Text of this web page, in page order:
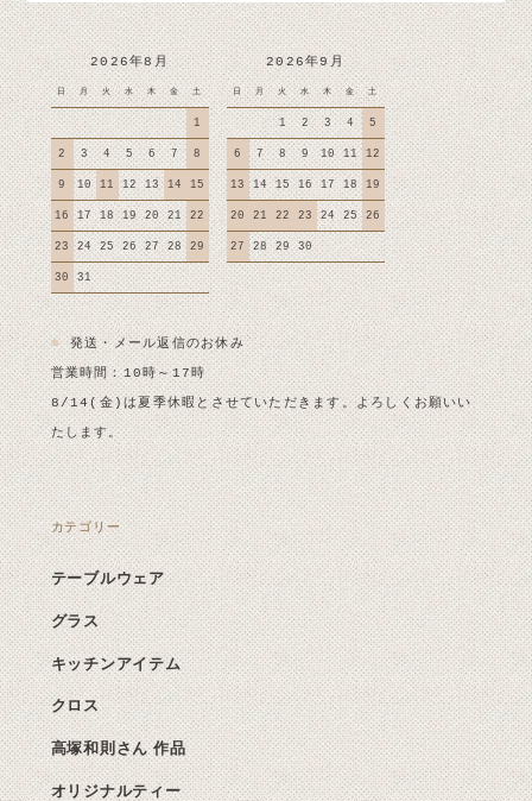
2026年8月
日 月 火 水 木 金 土
1
2 3 4 5 6 7 8
9 10 11 12 13 14 15
16 17 18 19 20 21 22
23 24 25 26 27 28 29
30 31
2026年9月
日 月 火 水 木 金 土
1 2 3 4 5
6 7 8 9 10 11 12
13 14 15 16 17 18 19
20 21 22 23 24 25 26
27 28 29 30
■発送・メール返信のお休み
営業時間：10時～17時
8/14(金)は夏季休暇とさせていただきます。よろしくお願いい
たします。
カテゴリー
テーブルウェア
グラス
キッチンアイテム
クロス
高塚和則さん 作品
オリジナルティー